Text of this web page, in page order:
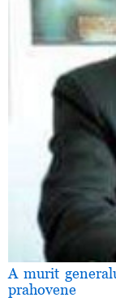
A murit
prahovene